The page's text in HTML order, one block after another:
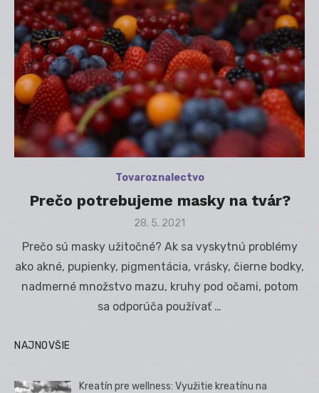
Tovaroznalectvo
Prečo potrebujeme masky na tvár?
Posted
28. 5. 2021
Prečo sú masky užitočné? Ak sa vyskytnú problémy
ako akné, pupienky, pigmentácia, vrásky, čierne bodky,
nadmerné množstvo mazu, kruhy pod očami, potom
sa odporúča používať …
NAJNOVŠIE
Kreatín pre wellness: Využitie kreatínu na